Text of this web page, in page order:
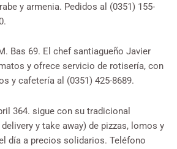
y armenia. Pedidos al (0351) 155-
Bas 69. El chef santiagueño Javier
y ofrece servicio de rotisería, con
y cafetería al (0351) 425-8689.
364. sigue con su tradicional
y take away) de pizzas, lomos y
día a precios solidarios. Teléfono